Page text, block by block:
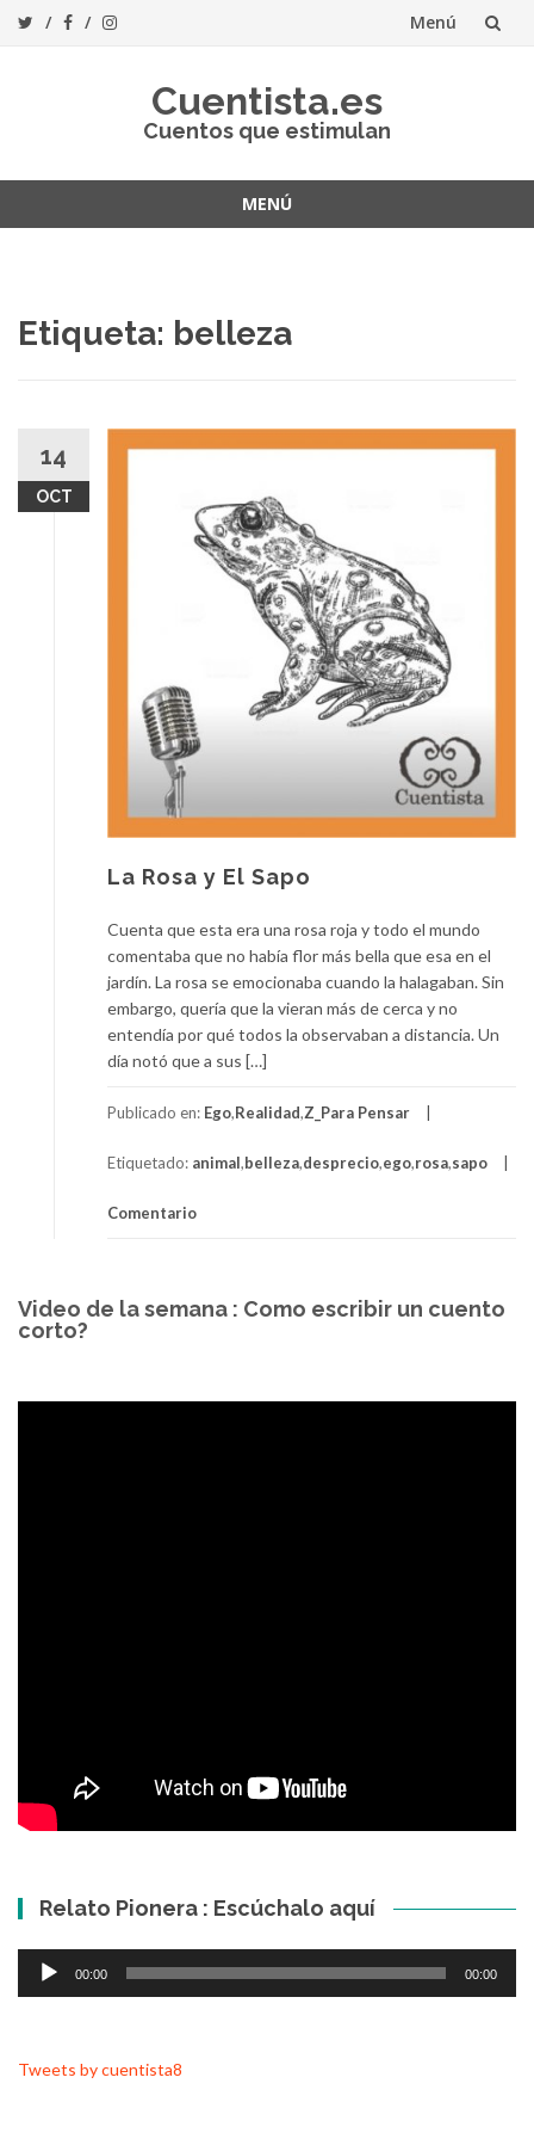
Menú
Cuentista.es
Cuentos que estimulan
MENÚ
Etiqueta: belleza
14
OCT
La Rosa y El Sapo
Cuenta que esta era una rosa roja y todo el mundo
comentaba que no había flor más bella que esa en el
jardín. La rosa se emocionaba cuando la halagaban. Sin
embargo, quería que la vieran más de cerca y no
entendía por qué todos la observaban a distancia. Un
día notó que a sus […]
Publicado en: Ego,Realidad,Z_Para Pensar
Etiquetado: animal,belleza,desprecio,ego,rosa,sapo
Comentario
Video de la semana : Como escribir un cuento
corto?
Relato Pionera : Escúchalo aquí
Reproductor
00:00 00:00
Tweets by cuentista8